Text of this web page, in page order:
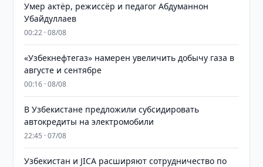
Умер актёр, режиссёр и педагог Абдуманнон
Убайдуллаев
00:22 · 08/08
«Узбекнефтегаз» намерен увеличить добычу газа в
августе и сентябре
00:16 · 08/08
В Узбекистане предложили субсидировать
автокредиты на электромобили
22:45 · 07/08
Узбекистан и JICA расширяют сотрудничество по